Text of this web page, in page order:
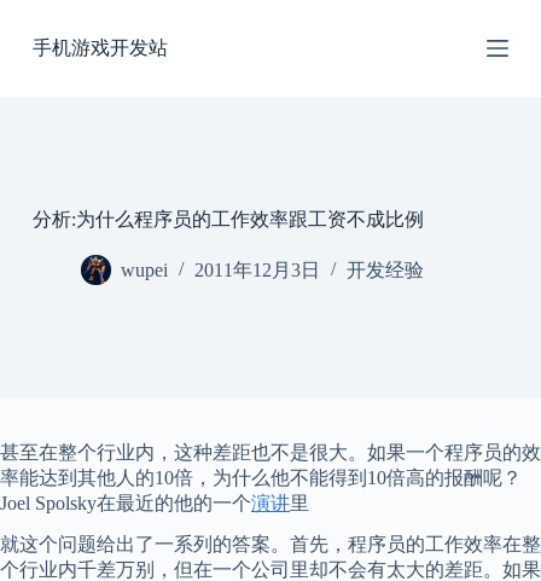
过
手机游戏开发站
分析:为什么程序员的工作效率跟工资不成比例
wupei 2011年12月3日 开发经验
甚至在整个行业内，这种差距也不是很大。如果一个程序员的效
率能达到其他人的10倍，为什么他不能得到10倍高的报酬呢？
Joel Spolsky在最近的他的一个演讲里
就这个问题给出了一系列的答案。首先，程序员的工作效率在整
个行业内千差万别，但在一个公司里却不会有太大的差距。如果